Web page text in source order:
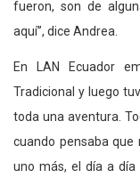
fueron, son de
aquí”, dice Andrea.
En LAN Ecuador
Tradicional y luego
toda una aventura.
cuando pensaba que
uno más, el día a día